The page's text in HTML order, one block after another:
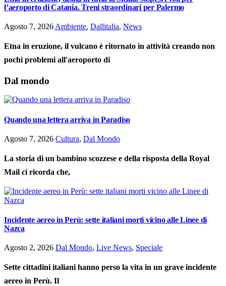
l’aeroporto di Catania. Treni straordinari per Palermo
Agosto 7, 2026 Ambiente, Dallitalia, News
Etna in eruzione, il vulcano è ritornato in attività creando non
pochi problemi all'aeroporto di
Dal mondo
Quando una lettera arriva in Paradiso
Agosto 7, 2026 Cultura, Dal Mondo
La storia di un bambino scozzese e della risposta della Royal
Mail ci ricorda che,
Incidente aereo in Perù: sette italiani morti vicino alle Linee di
Nazca
Agosto 2, 2026 Dal Mondo, Live News, Speciale
Sette cittadini italiani hanno perso la vita in un grave incidente
aereo in Perù. Il